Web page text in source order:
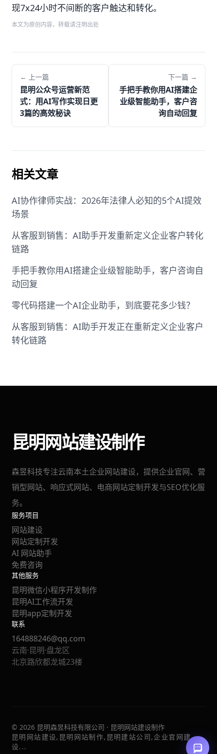
现7x24小时不间断的客户触达和转化。
本文为原创内容，转载请注明出处
← 上一篇
昆明公众号运营新范
式：用AI写作实现日更
3篇的高效秘诀
下一篇 →
手把手教你用AI搭建企
业级智能助手，客户咨
询自动回复
相关文章
AI协作律师实战：2026年法律人必知的5个AI提效
场景
从客服到销售：AI助手开发重新定义企业客户转化
链路
手把手教你用AI搭建企业级智能助手，客户咨询自
动回复
零代码搭建一个AI企业助手，到底要花多少钱？
从客服到销售：AI助手开发正在重新定义企业客户
转化链路
昆明网站建设制作
森昱科技专注云南本土企业网站建设，提供企业官网、营
销型网站、响应式网站、电商网站定制开发与SEO优化服
务。
服务项目
网站建设
网站定制开发
AI 网站助手
免费咨询
其他服务
昆明微信小程序开发制作
昆明AI工作流开发
昆明app定制开发
联系
164888246@qq.com
云南·昆明·盘龙区
北京路欣都龙城23楼
© 2026 昆明森昱科技有限公司 · 昆明网站建设制作
昆明网站建设,昆明网站制作,昆明建站公司,企业官网建
设...